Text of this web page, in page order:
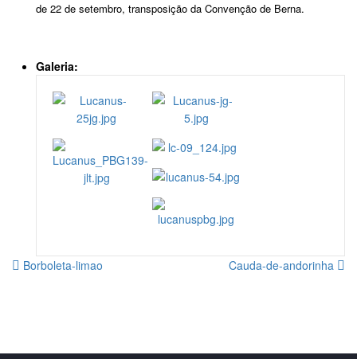
de 22 de setembro, transposição da Convenção de Berna.
Galeria:
Borboleta-limao Cauda-de-andorinha